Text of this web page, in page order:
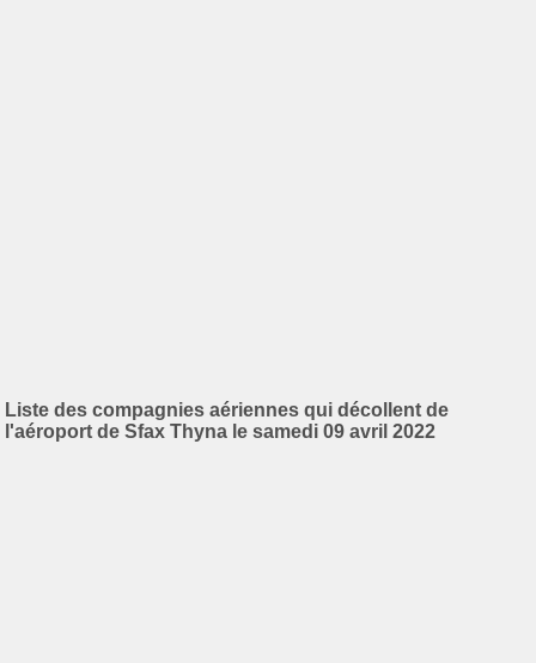
Liste des compagnies aériennes qui décollent de
l'aéroport de Sfax Thyna le samedi 09 avril 2022